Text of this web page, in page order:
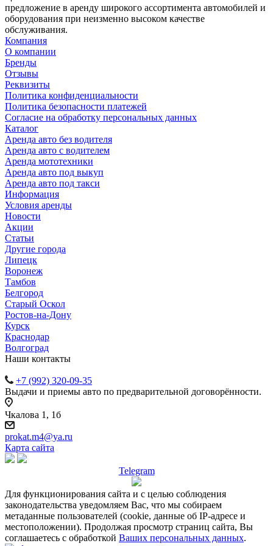
предложение в аренду широкого ассортимента автомобилей и
оборудования при неизменно высоком качестве
обслуживания.
Компания
О компании
Бренды
Отзывы
Реквизиты
Политика конфиденциальности
Политика безопасности платежей
Согласие на обработку персональных данных
Каталог
Аренда авто без водителя
Аренда авто с водителем
Аренда мототехники
Аренда авто под выкуп
Аренда авто под такси
Информация
Условия аренды
Новости
Акции
Статьи
Другие города
Липецк
Воронеж
Тамбов
Белгород
Старый Оскол
Ростов-на-Дону
Курск
Краснодар
Волгоград
Наши контакты
+7 (992) 320-09-35
Выдачи и приемы авто по предварительной договорённости.
Чкалова 1, 1б
prokat.m4@ya.ru
Карта сайта
Telegram
Для функционирования сайта и с целью соблюдения
законодательства уведомляем Вас, что мы собираем
метаданные пользователей (cookie, данные об IP-адресе и
местоположении). Продолжая просмотр страниц сайта, Вы
соглашаетесь с обработкой Ваших персональных данных.